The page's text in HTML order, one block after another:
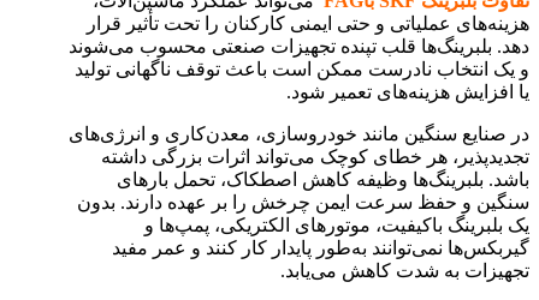
هزینه‌های عملیاتی و حتی ایمنی کارکنان را تحت تأثیر قرار
دهد. بلبرینگ‌ها قلب تپنده تجهیزات صنعتی محسوب می‌شوند
و یک انتخاب نادرست ممکن است باعث توقف ناگهانی تولید
یا افزایش هزینه‌های تعمیر شود.
در صنایع سنگین مانند خودروسازی، معدن‌کاری و انرژی‌های
تجدیدپذیر، هر خطای کوچک می‌تواند اثرات بزرگی داشته
باشد. بلبرینگ‌ها وظیفه کاهش اصطکاک، تحمل بارهای
سنگین و حفظ سرعت ایمن چرخش را بر عهده دارند. بدون
یک بلبرینگ باکیفیت، موتورهای الکتریکی، پمپ‌ها و
گیربکس‌ها نمی‌توانند به‌طور پایدار کار کنند و عمر مفید
تجهیزات به شدت کاهش می‌یابد.